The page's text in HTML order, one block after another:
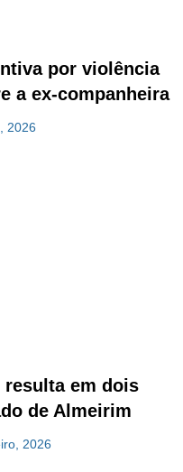
por violência
a ex‑companheira
2026
em dois
de Almeirim
2026